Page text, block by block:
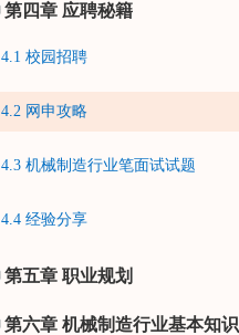
第四章 应聘秘籍
4.1 校园招聘
4.2 网申攻略
4.3 机械制造行业笔面试试题
4.4 经验分享
第五章 职业规划
第六章 机械制造行业基本知识